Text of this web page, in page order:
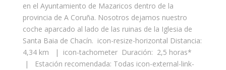
en el Ayuntamiento de Mazaricos dentro de la
provincia de A Coruña. Nosotros dejamos nuestro
coche aparcado al lado de las ruinas de la Iglesia de
Santa Baia de Chacín. icon-resize-horizontal Distancia:
4,34 km | icon-tachometer Duración: 2,5 horas*
| Estación recomendada: Todas icon-external-link-